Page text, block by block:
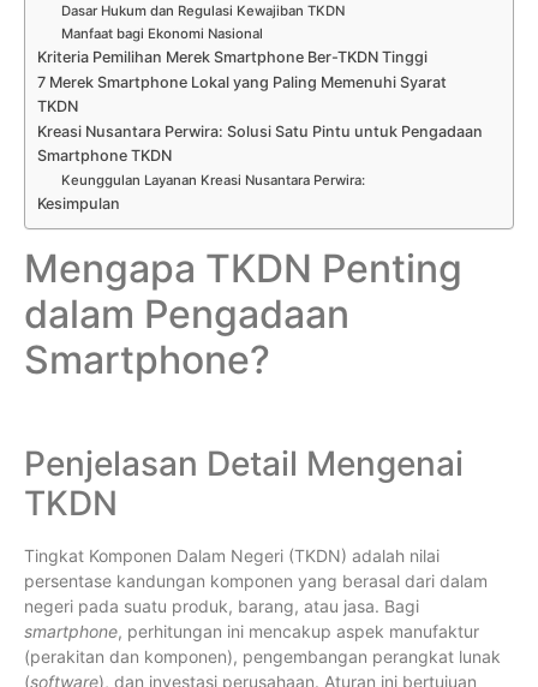
Dasar Hukum dan Regulasi Kewajiban TKDN
Manfaat bagi Ekonomi Nasional
Kriteria Pemilihan Merek Smartphone Ber-TKDN Tinggi
7 Merek Smartphone Lokal yang Paling Memenuhi Syarat
TKDN
Kreasi Nusantara Perwira: Solusi Satu Pintu untuk Pengadaan
Smartphone TKDN
Keunggulan Layanan Kreasi Nusantara Perwira:
Kesimpulan
Mengapa TKDN Penting
dalam Pengadaan
Smartphone?
Penjelasan Detail Mengenai
TKDN
Tingkat Komponen Dalam Negeri (TKDN) adalah nilai
persentase kandungan komponen yang berasal dari dalam
negeri pada suatu produk, barang, atau jasa. Bagi
smartphone, perhitungan ini mencakup aspek manufaktur
(perakitan dan komponen), pengembangan perangkat lunak
(software), dan investasi perusahaan. Aturan ini bertujuan